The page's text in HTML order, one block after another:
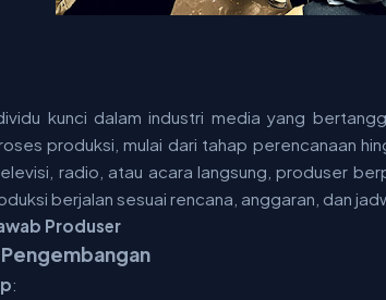
kunci dalam industri media yang
produksi, mulai dari tahap perencanaan
radio, atau acara langsung, produser
berjalan sesuai rencana, anggaran, dan
Produser
: